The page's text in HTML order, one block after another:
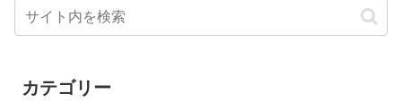
カテゴリー